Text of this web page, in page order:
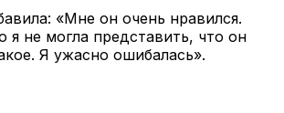
«Мне он очень нравился.
я не могла представить, что он
Я ужасно ошибалась».